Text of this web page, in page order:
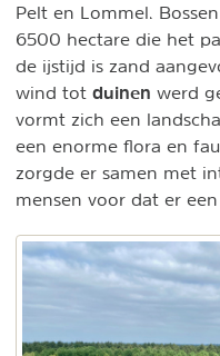
Pelt en Lommel.
6500 hectare die het
de ijstijd is zand
wind tot duinen werd
vormt zich een
een enorme flora en
zorgde er samen met
mensen voor dat er